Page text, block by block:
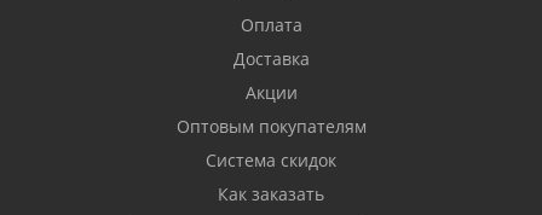
Оплата
Доставка
Акции
Оптовым покупателям
Система скидок
Как заказать